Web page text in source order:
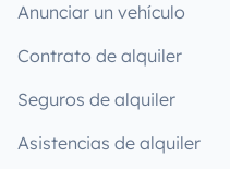
Anunciar un vehículo
Contrato de alquiler
Seguros de alquiler
Asistencias de alquiler